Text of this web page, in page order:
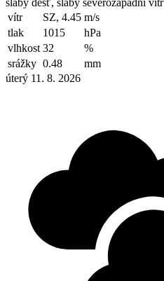
slabý déšť, slabý severozápadní vítr
vítr
SZ, 4.45 m/s
tlak
1015
hPa
vlhkost 32
%
srážky 0.48
mm
úterý 11. 8. 2026